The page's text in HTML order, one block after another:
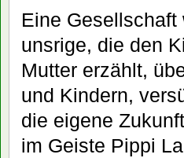
Eine
unsrige, die den
Mutter erzählt,
und Kindern,
die eigene
im Geiste Pippi